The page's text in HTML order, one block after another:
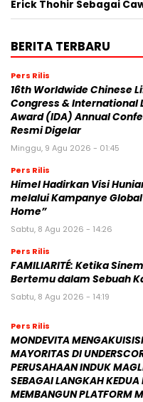
Erick Thohir Sebagai
BERITA TERBARU
Pers Rilis
16th Worldwide Chinese
Congress & International
Award (IDA) Annual
Resmi Digelar
Minggu, 9 Agu 2026 - 01:45
Pers Rilis
Himel Hadirkan Visi
melalui Kampanye
Home”
Sabtu, 8 Agu 2026 - 14:26
Pers Rilis
FAMILIARITÉ: Ketika
Bertemu dalam Sebuah
Sabtu, 8 Agu 2026 - 14:19
Pers Rilis
MONDEVITA
MAYORITAS DI
PERUSAHAAN INDUK
SEBAGAI LANGKAH
MEMBANGUN PLATFORM